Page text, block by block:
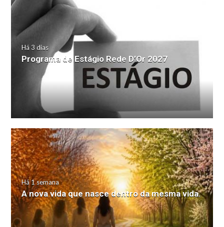
Há 3 dias
Programa de Estágio Rede D’Or 2027
Há 1 semana
A nova vida que nasce dentro da mesma vida.